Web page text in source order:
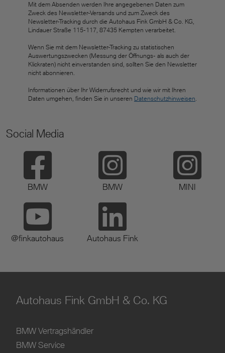
Mit dem Absenden werden Ihre angegebenen Daten zum
Zweck des Newsletter-Versands und zum Zweck des
Newsletter-Tracking durch die Autohaus Fink GmbH & Co. KG,
Lindauer Straße 115-117, 87435 Kempten verarbeitet.
Wenn Sie mit dem Newsletter-Tracking zu statistischen
Auswertungszwecken (Messung der Öffnungs- als auch der
Klickraten) nicht einverstanden sind, sollten Sie den Newsletter
nicht abonnieren.
Informationen über Ihr Widerrufsrecht und wie wir mit Ihren
Daten umgehen, finden Sie in unseren Datenschutzhinweisen.
Social Media
BMW BMW MINI
@finkautohaus Autohaus Fink
Autohaus Fink GmbH & Co. KG
BMW Vertragshändler
BMW Service